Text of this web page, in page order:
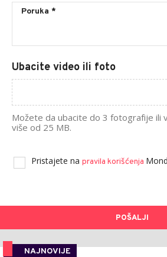
Ubacite video ili foto
Možete da ubacite do 3 fotografije ili
više od 25 MB.
Pristajete na pravila korišćenja
POŠALJI
NAJNOVIJE